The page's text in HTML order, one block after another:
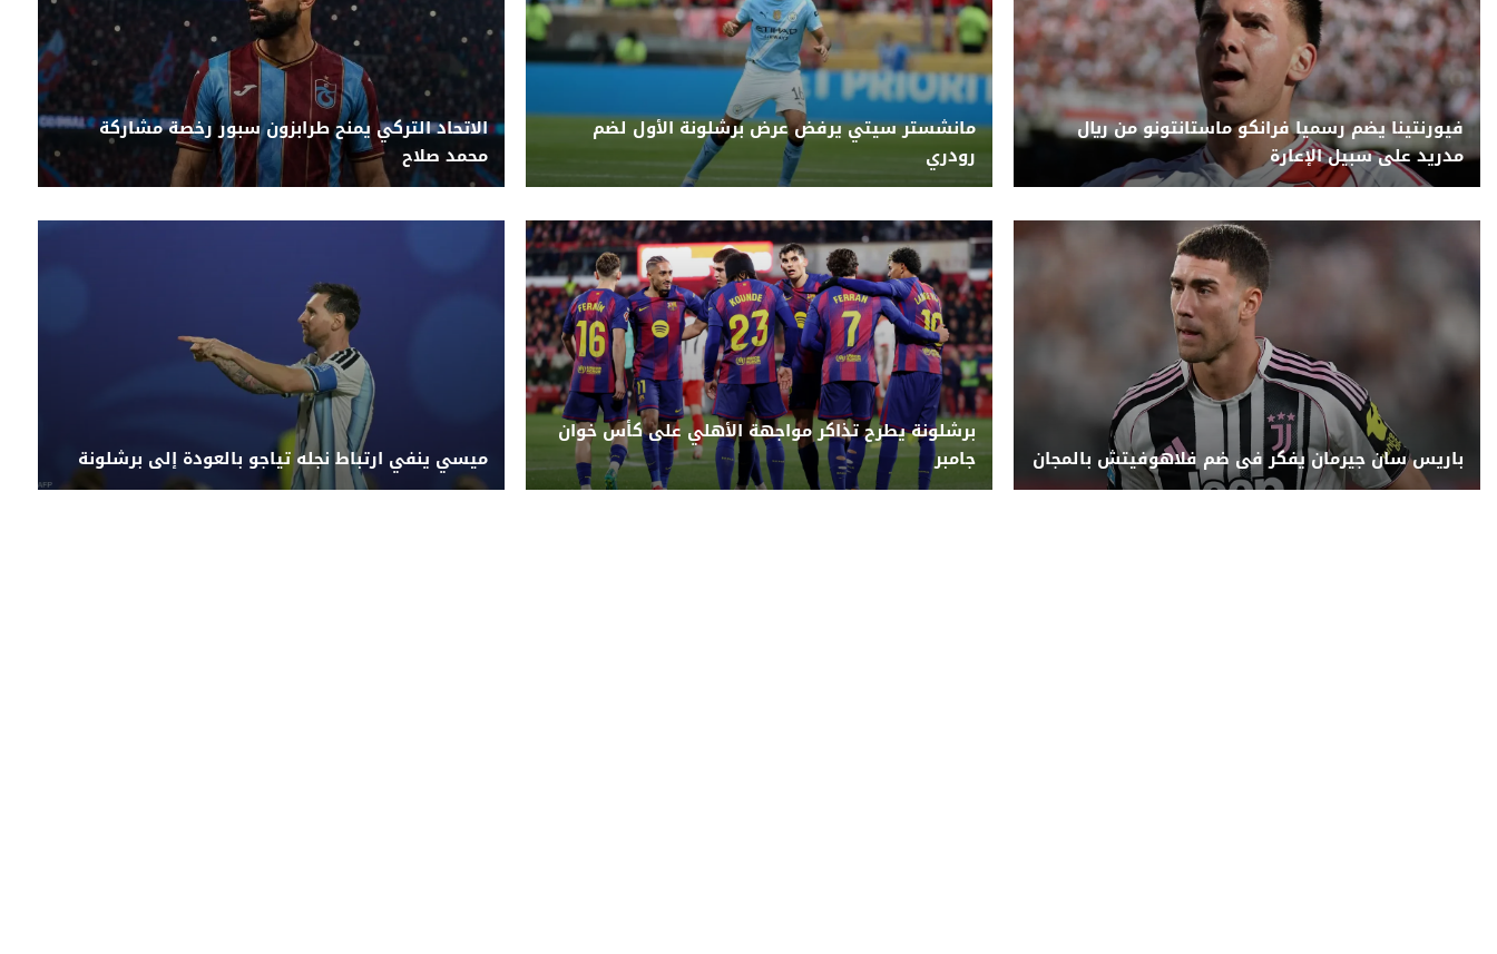
فيورنتينا يضم رسميا فرانكو ماستانتونو من ريال
مدريد على سبيل الإعارة
مانشستر سيتي يرفض عرض برشلونة الأول لضم
رودري
الاتحاد التركي يمنح طرابزون سبور رخصة مشاركة
محمد صلاح
باريس سان جيرمان يفكر فى ضم فلاهوفيتش بالمجان
برشلونة يطرح تذاكر مواجهة الأهلي على كأس خوان
جامبر
ميسي ينفي ارتباط نجله تياجو بالعودة إلى برشلونة